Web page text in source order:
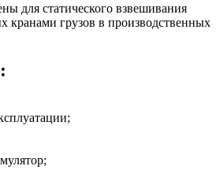
для статического взвешивания
кранами грузов в производственных